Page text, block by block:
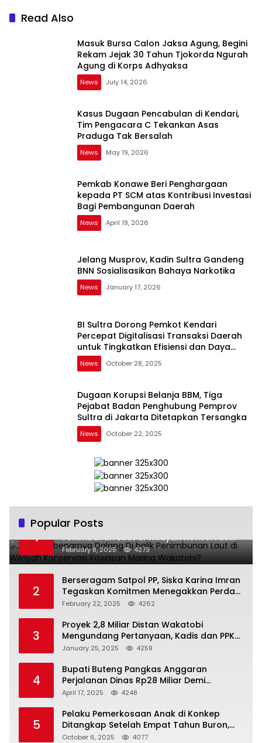
Efisiensi dan Daya Saing
Read Also
Masuk Bursa Calon Jaksa Agung, Begini
Rekam Jejak 30 Tahun Tjokorda Ngurah
Agung di Korps Adhyaksa
News July 14, 2026
Kasus Dugaan Pencabulan di Kendari,
Tim Pengacara C Tekankan Asas
Praduga Tak Bersalah
News May 19, 2026
Pemkab Konawe Beri Penghargaan
kepada PT SCM atas Kontribusi Investasi
Bagi Pembangunan Daerah
News April 19, 2026
Jelang Musprov, Kadin Sultra Gandeng
BNN Sosialisasikan Bahaya Narkotika
News January 17, 2026
BI Sultra Dorong Pemkot Kendari
Percepat Digitalisasi Transaksi Daerah
untuk Tingkatkan Efisiensi dan Daya
Saing
News October 28, 2025
Dugaan Korupsi Belanja BBM, Tiga
Pejabat Badan Penghubung Pemprov
Sultra di Jakarta Ditetapkan Tersangka
News October 22, 2025
Popular Posts
1
Siapa Sebenarnya Dalang Di balik
Penimbunan Laut di Wilayah Konservasi
Kawasan Marina Wakatobi?
February 8, 2025 4273
2
Berseragam Satpol PP, Siska Karina Imran
Tegaskan Komitmen Menegakkan Perda
di Kendari
February 22, 2025 4262
3
Proyek 2,8 Miliar Distan Wakatobi
Mengundang Pertanyaan, Kadis dan PPK
Bungkam
January 25, 2025 4259
4
Bupati Buteng Pangkas Anggaran
Perjalanan Dinas Rp28 Miliar Demi
Kesejahteraan Rakyat
April 17, 2025 4248
5
Pelaku Pemerkosaan Anak di Konkep
Ditangkap Setelah Empat Tahun Buron,
Polisi Masih Buru Satu Pelaku Lain
October 6, 2025 4077